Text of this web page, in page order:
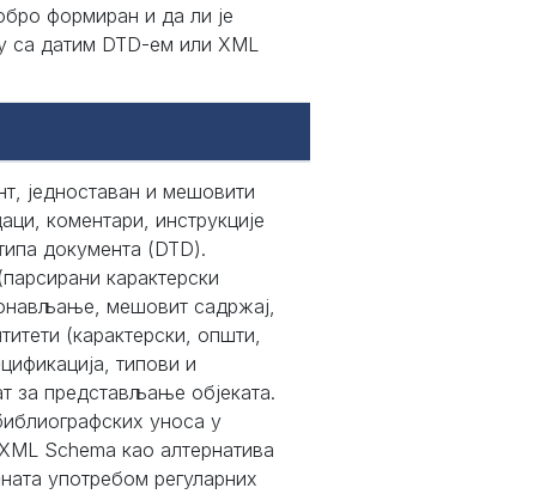
формиран и да ли је
са датим DTD-ем или XML
једноставан и мешовити
коментари, инструкције
документа (DTD).
карактерски
мешовит садржај,
(карактерски, општи,
типови и
за представљање објеката.
уноса у
Schema као алтернатива
употребом регуларних